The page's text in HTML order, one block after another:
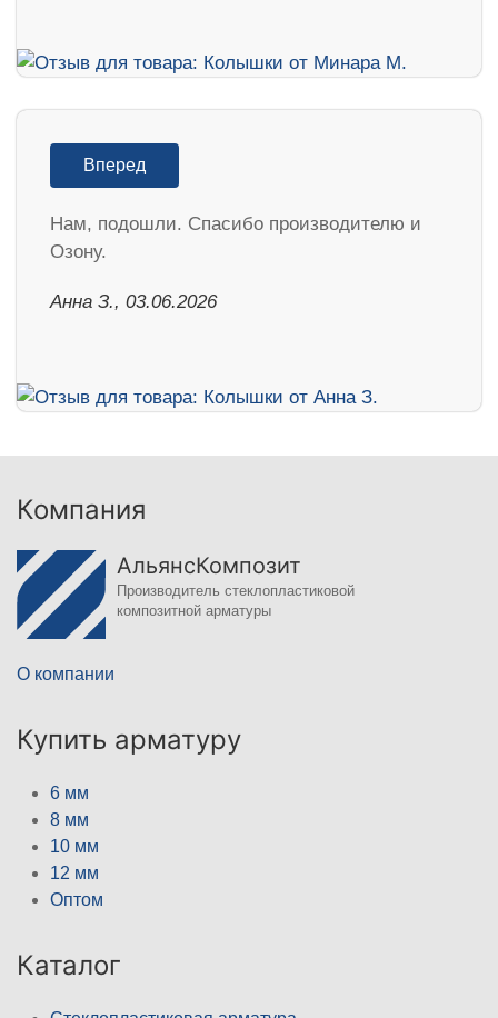
Вперед
Нам, подошли. Спасибо производителю и
Озону.
Анна З., 03.06.2026
Компания
АльянсКомпозит
Производитель стеклопластиковой
композитной арматуры
О компании
Купить арматуру
6 мм
8 мм
10 мм
12 мм
Оптом
Каталог